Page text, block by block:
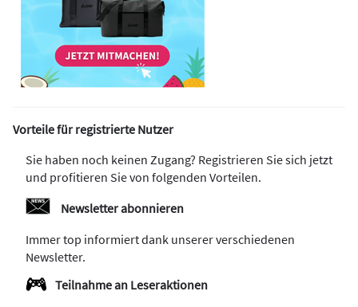
Vorteile für registrierte Nutzer
Sie haben noch keinen Zugang? Registrieren Sie sich jetzt
und profitieren Sie von folgenden Vorteilen.
Newsletter abonnieren
Immer top informiert dank unserer verschiedenen
Newsletter.
Teilnahme an Leseraktionen